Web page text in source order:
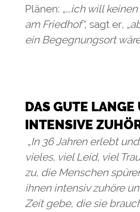
Plänen: „…ich will
am Friedhof“, sagt er,
ein Begegnungsort
DAS GUTE LANGE
INTENSIVE
„In 36 Jahren erlebt
vieles, viel Leid, viel
zu, die Menschen
ihnen intensiv zuhöre
Zeit gebe, die sie